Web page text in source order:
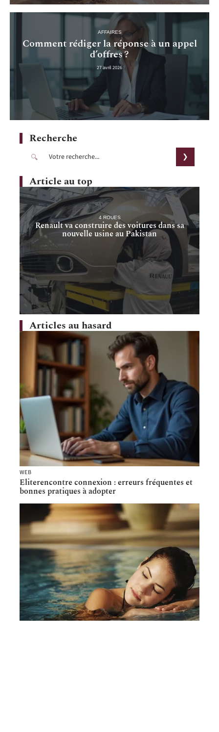
AFFAIRES
Comment rédiger la réponse à un appel
d’offres ?
27 avril 2026
Recherche
Article au top
4 ROUES
Renault va construire des voitures dans sa
nouvelle usine au Pakistan
Articles au hasard
WEB
Eliterencontre connexion : erreurs fréquentes et
bonnes pratiques à adopter